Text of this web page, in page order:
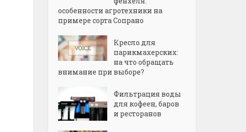
особенности агротехники на
примере сорта Сопрано
Кресло для
парикмахерских:
на что обращать
внимание при выборе?
Фильтрация воды
для кофеен, баров
и ресторанов